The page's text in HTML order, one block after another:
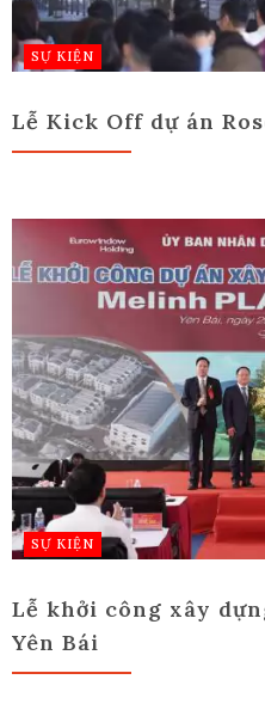
SỰ KIỆN
Lễ Kick Off dự án
SỰ KIỆN
Lễ khởi công xây
Yên Bái